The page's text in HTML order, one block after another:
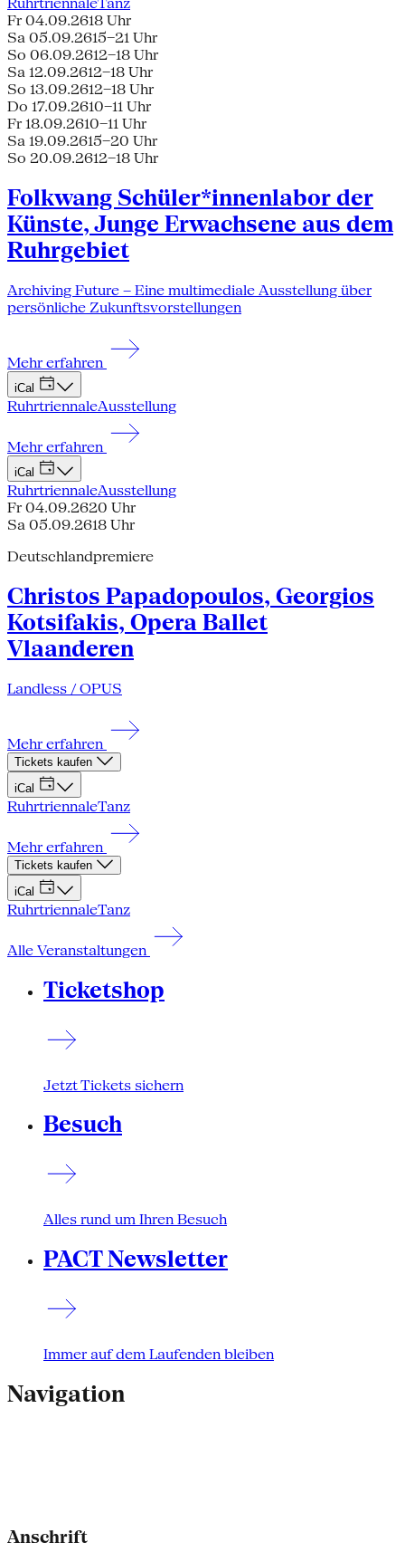
Fr 04.09.2618 Uhr
Sa 05.09.2615–21 Uhr
So 06.09.2612–18 Uhr
Sa 12.09.2612–18 Uhr
So 13.09.2612–18 Uhr
Do 17.09.2610–11 Uhr
Fr 18.09.2610–11 Uhr
Sa 19.09.2615–20 Uhr
So 20.09.2612–18 Uhr
Folkwang Schüler*innenlabor der
Künste, Junge Erwachsene aus dem
Ruhrgebiet
Archiving Future – Eine multimediale Ausstellung über
persönliche Zukunftsvorstellungen
Mehr erfahren
iCal
RuhrtriennaleAusstellung
Mehr erfahren
iCal
RuhrtriennaleAusstellung
Fr 04.09.2620 Uhr
Sa 05.09.2618 Uhr
Deutschlandpremiere
Christos Papadopoulos, Georgios
Kotsifakis, Opera Ballet
Vlaanderen
Landless / OPUS
Mehr erfahren
Tickets kaufen
iCal
RuhrtriennaleTanz
Mehr erfahren
Tickets kaufen
iCal
RuhrtriennaleTanz
Alle Veranstaltungen
Ticketshop
Jetzt Tickets sichern
Besuch
Alles rund um Ihren Besuch
PACT Newsletter
Immer auf dem Laufenden bleiben
Navigation
Anschrift